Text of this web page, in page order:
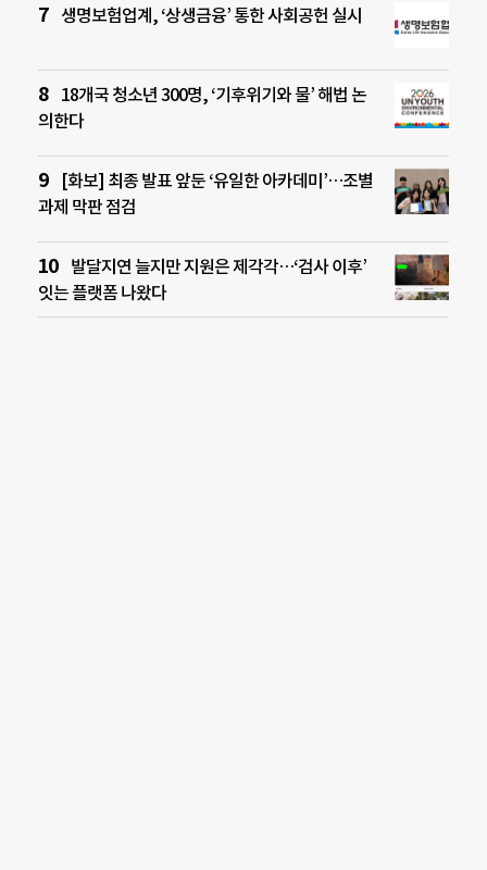
생명보험업계, ‘상생금융’ 통한 사회공헌 실시
18개국 청소년 300명, ‘기후위기와 물’ 해법 논
의한다
[화보] 최종 발표 앞둔 ‘유일한 아카데미’…조별
과제 막판 점검
발달지연 늘지만 지원은 제각각…‘검사 이후’
잇는 플랫폼 나왔다